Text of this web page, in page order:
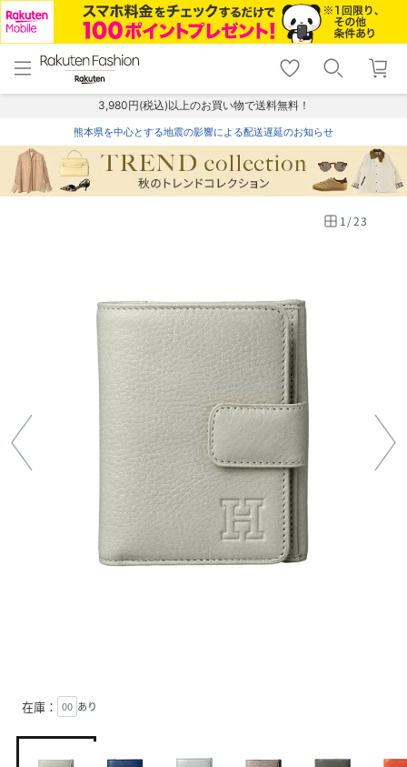
menu home
トップ
shopping_cart lock_outline
ログイン
3,980円(税込)以上のお買い物で送料無料！
熊本県を中心とする地震の影響による配送遅延のお知らせ
1/23
在庫： 00 あり